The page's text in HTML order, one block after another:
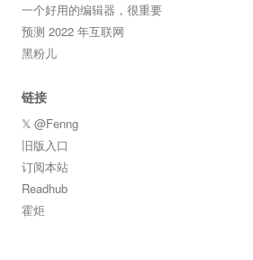
一个好用的编辑器，很重要
预测 2022 年互联网
黑粉儿
链接
𝕏 @Fenng
旧版入口
订阅本站
Readhub
霍炬